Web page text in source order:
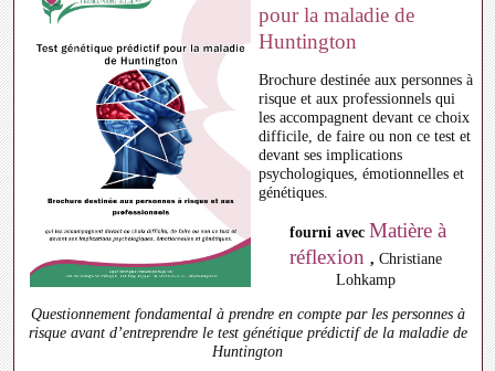
pour la maladie de
Huntington
Brochure destinée aux personnes à
risque et aux professionnels qui
les accompagnent devant ce choix
difficile, de faire ou non ce test et
devant ses implications
psychologiques, émotionnelles et
génétiques.
fourni avec Matière à
réflexion , Christiane
Lohkamp
Questionnement fondamental à prendre en compte par les personnes à
risque avant d’entreprendre le test génétique prédictif de la maladie de
Huntington